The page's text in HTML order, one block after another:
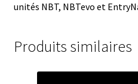
unités NBT, NBTevo et
Produits similaires